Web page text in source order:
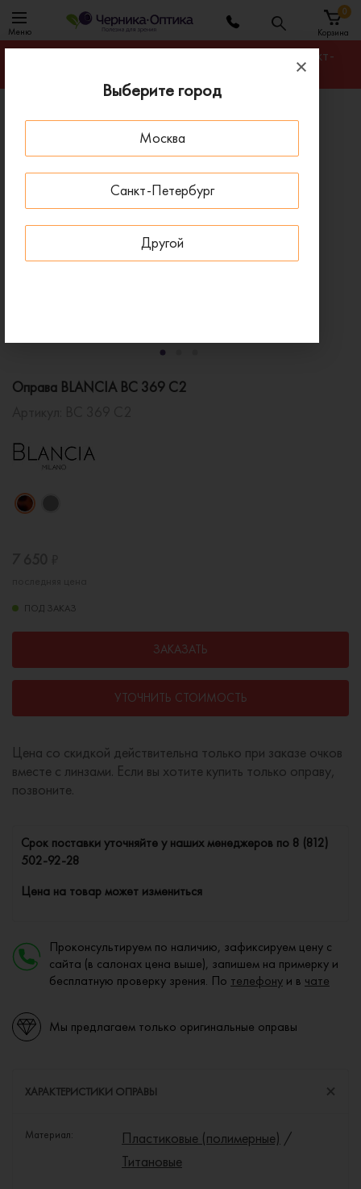
Выберите город
Москва
Санкт-Петербург
Другой
Меню Корзина
0
Гарантируем лучшую цену на любую оправу в Санкт-
Главная
Оправы для очков
Оправа BLANCIA BC 369 C2
Оправа BLANCIA BC 369 C2
ПОД ЗАКАЗ
ЗАКАЗАТЬ
УТОЧНИТЬ СТОИМОСТЬ
Цена со скидкой действительна только при заказе очков
вместе с линзами. Если вы хотите купить только оправу,
позвоните.
Cрок поставки уточняйте у наших менеджеров по 8 (812)
502-92-28
Цена на товар может измениться
Проконсультируем по наличию, зафиксируем цену с
сайта (в салонах цена выше), запишем на примерку и
бесплатную проверку зрения. По телефону и в чате
Мы предлагаем только оригинальные оправы
ХАРАКТЕРИСТИКИ ОПРАВЫ
Материал: Пластиковые (полимерные) /
Титановые
ПОД ЗАКАЗ